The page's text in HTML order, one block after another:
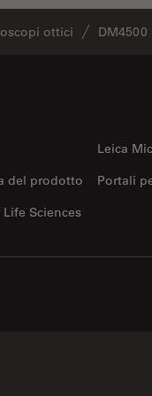
ottici DM4500
Leica
del prodotto
Portali
Life Sciences